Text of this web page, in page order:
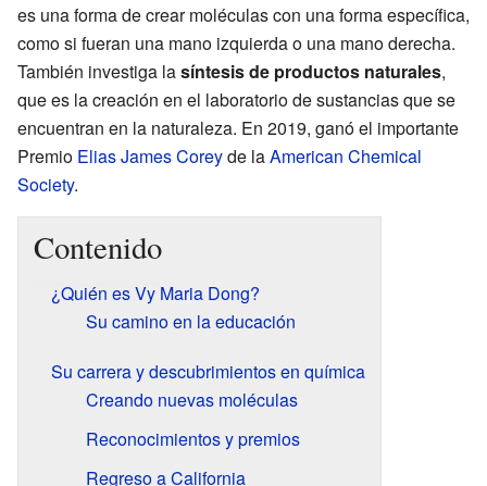
es una forma de crear moléculas con una forma específica,
como si fueran una mano izquierda o una mano derecha.
También investiga lasíntesis de productos naturales,
que es la creación en el laboratorio de sustancias que se
encuentran en la naturaleza. En 2019, ganó el importante
Premio Elias James Coreyde laAmerican Chemical
Society.
Contenido
¿Quién es Vy Maria Dong?
Su camino en la educación
Su carrera y descubrimientos en química
Creando nuevas moléculas
Reconocimientos y premios
Regreso a California